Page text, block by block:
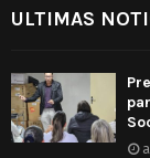
ULTIMAS